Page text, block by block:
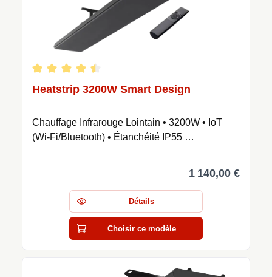
Note moyenne de 4.61 sur 5 étoiles
Heatstrip 3200W Smart Design
Chauffage Infrarouge Lointain • 3200W • IoT
(Wi-Fi/Bluetooth) • Étanchéité IP55 …
1 140,00 €
Détails
Choisir ce modèle